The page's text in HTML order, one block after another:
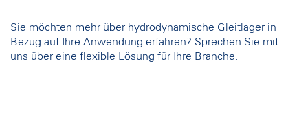
Sie möchten mehr über hydrodynamische Gleitlager in
Bezug auf Ihre Anwendung erfahren? Sprechen Sie mit
uns über eine flexible Lösung für Ihre Branche.